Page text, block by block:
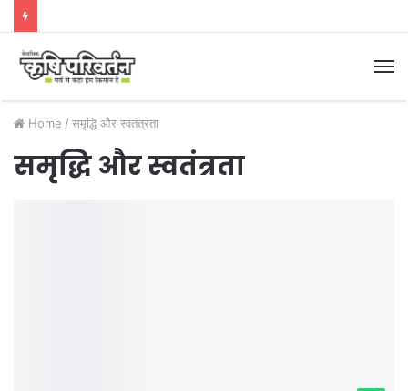
Home / समृद्धि और स्वतंत्रता
समृद्धि और स्वतंत्रता